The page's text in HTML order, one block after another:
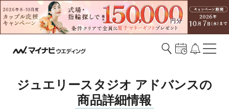
ジュエリースタジオ アドバンスの
商品詳細情報